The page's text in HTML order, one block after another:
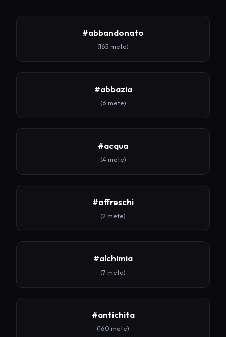
#abbandonato
(165 mete)
#abbazia
(6 mete)
#acqua
(4 mete)
#affreschi
(2 mete)
#alchimia
(7 mete)
#antichita
(160 mete)